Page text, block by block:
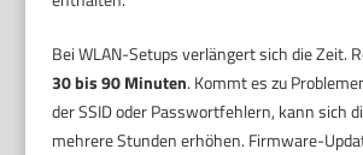
Bei WLAN-Setups verlängert sich die Zeit.
30 bis 90 Minuten. Kommt es zu
der SSID oder Passwortfehlern, kann sich
mehrere Stunden erhöhen. Firmware-